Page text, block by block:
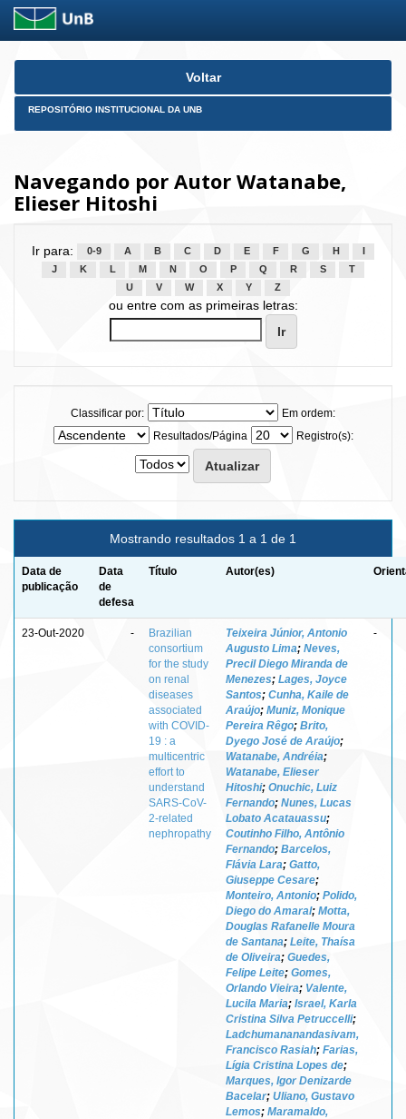
Skip
Voltar
REPOSITÓRIO INSTITUCIONAL DA UNB
Navegando por Autor Watanabe,
Elieser Hitoshi
Ir para: 0-9 A B C D E F G H
J
K L M N O P Q R S
T
U
V W X Y Z
ou entre com as primeiras letras:
Classificar por:
Em ordem:
Resultados/Página
Registro(s):
Mostrando resultados 1 a 1 de 1
Data de
publicação
Data
de
defesa
Título Autor(es)
23-Out-2020 -
Brazilian
consortium
for the study
on renal
diseases
associated
with COVID-
19 : a
multicentric
effort to
understand
SARS-CoV-
2-related
nephropathy
Teixeira Júnior, Antonio
Augusto Lima; Neves,
Precil Diego Miranda de
Menezes; Lages, Joyce
Santos; Cunha, Kaile de
Araújo; Muniz, Monique
Pereira Rêgo; Brito,
Dyego José de Araújo;
Watanabe, Andréia;
Watanabe, Elieser
Hitoshi; Onuchic, Luiz
Fernando; Nunes, Lucas
Lobato Acatauassu;
Coutinho Filho, Antônio
Fernando; Barcelos,
Flávia Lara; Gatto,
Giuseppe Cesare;
Monteiro, Antonio; Polido,
Diego do Amaral; Motta,
Douglas Rafanelle Moura
de Santana; Leite, Thaísa
de Oliveira; Guedes,
Felipe Leite; Gomes,
Orlando Vieira; Valente,
Lucila Maria; Israel, Karla
Cristina Silva Petruccelli;
Ladchumananandasivam,
Francisco Rasiah; Farias,
Lígia Cristina Lopes de;
Marques, Igor Denizarde
Bacelar; Uliano, Gustavo
Lemos; Maramaldo,
-